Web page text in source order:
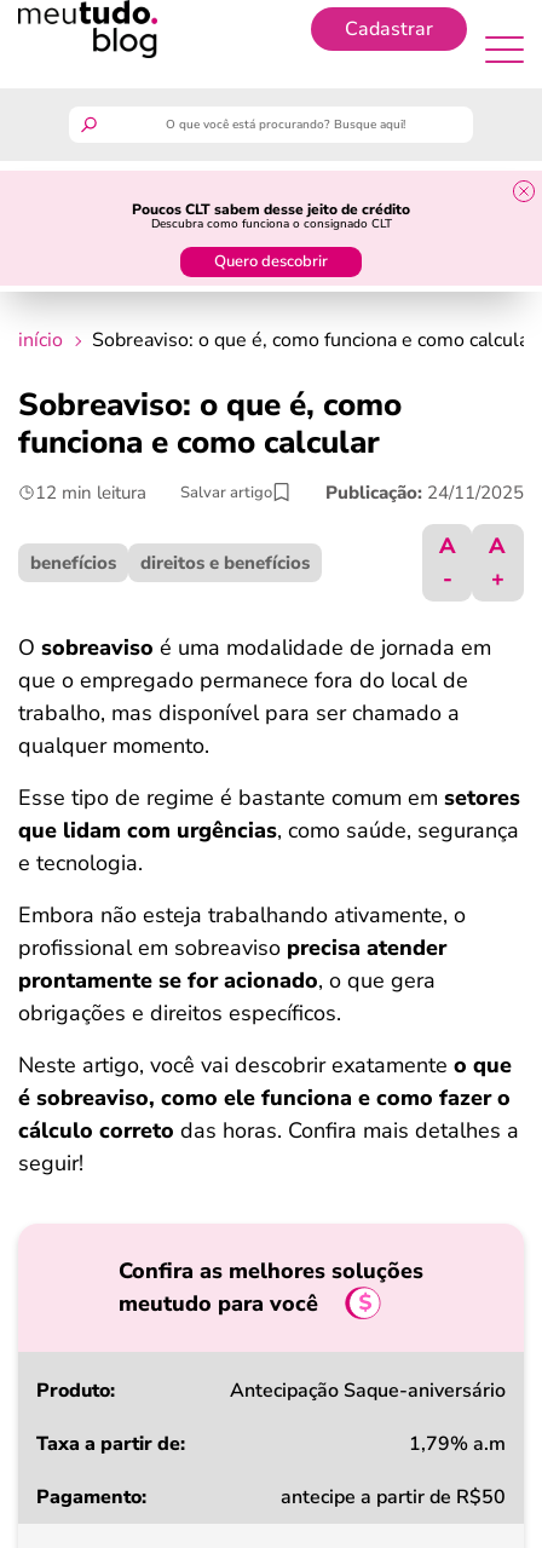
Cadastrar
Poucos CLT sabem desse jeito de crédito
Descubra como funciona o consignado CLT
Quero descobrir
guia do trabalhador
crédito fácil
últimas notícias
ferramentas
início Sobreaviso: o que é, como funciona e como calcular
Sobreaviso: o que é, como
funciona e como calcular
12 min leitura Salvar artigo Publicação: 24/11/2025
benefícios direitos e benefícios
A
-
A
+
O sobreaviso é uma modalidade de jornada em
que o empregado permanece fora do local de
trabalho, mas disponível para ser chamado a
qualquer momento.
Esse tipo de regime é bastante comum em setores
que lidam com urgências, como saúde, segurança
e tecnologia.
Embora não esteja trabalhando ativamente, o
profissional em sobreaviso precisa atender
prontamente se for acionado, o que gera
obrigações e direitos específicos.
Neste artigo, você vai descobrir exatamente o que
é sobreaviso, como ele funciona e como fazer o
cálculo correto das horas. Confira mais detalhes a
seguir!
Confira as melhores soluções
meutudo para você
Produto
a
Antecipação Saque-aniversário
1,79% a.m
antecipe a partir de R$50